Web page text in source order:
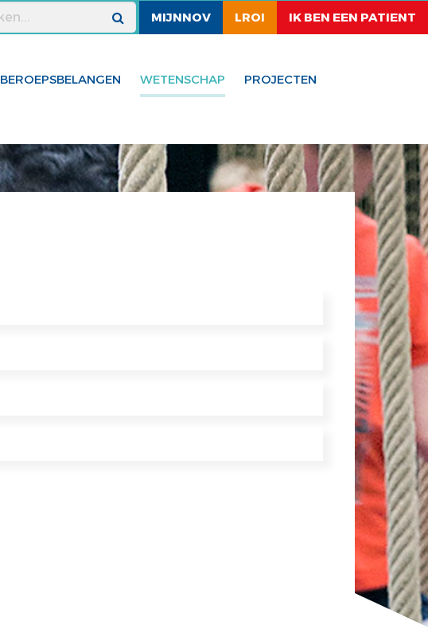
MIJNNOV LROI IK BEN EEN PATIENT
BEROEPSBELANGEN WETENSCHAP PROJECTEN